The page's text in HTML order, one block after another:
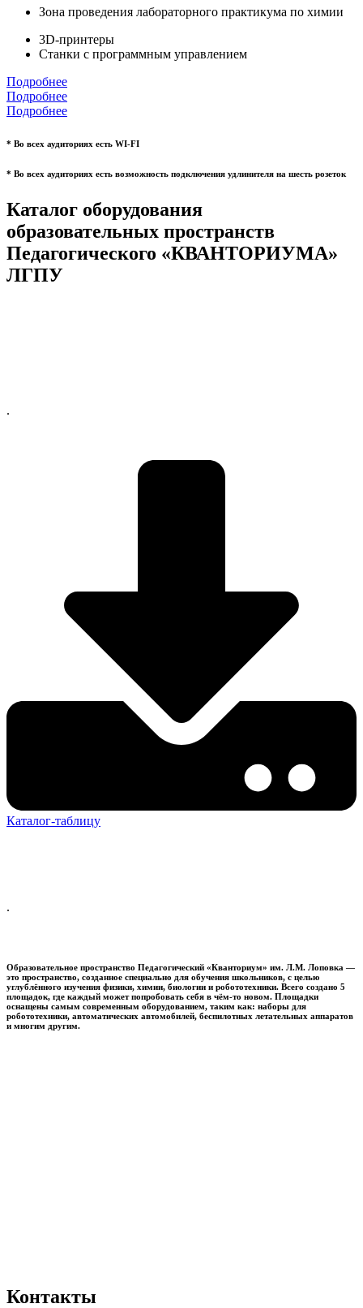
Зона проведения лабораторного практикума по химии
3D-принтеры
Станки с программным управлением
Подробнее
Подробнее
Подробнее
* Во всех аудиториях есть WI-FI
* Во всех аудиториях есть возможность подключения удлинителя на шесть розеток
Каталог оборудования
образовательных пространств
Педагогического «КВАНТОРИУМА»
ЛГПУ
.
Каталог-таблицу
.
Образовательное пространство Педагогический «Кванториум» им. Л.М. Лоповка —
это пространство, созданное специально для обучения школьников, с целью
углублённого изучения физики, химии, биологии и робототехники. Всего создано 5
площадок, где каждый может попробовать себя в чём-то новом. Площадки
оснащены самым современным оборудованием, таким как: наборы для
робототехники, автоматических автомобилей, беспилотных летательных аппаратов
и многим другим.
Контакты